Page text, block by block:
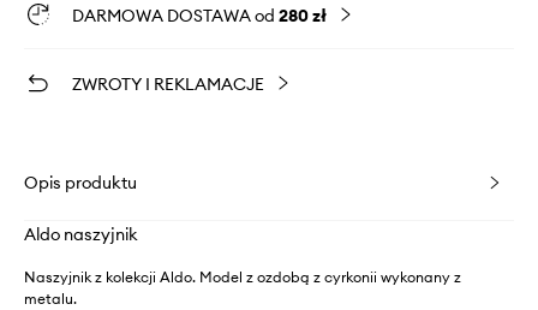
DARMOWA DOSTAWA od 280 zł
ZWROTY I REKLAMACJE
Opis produktu
Aldo naszyjnik
Naszyjnik z kolekcji Aldo. Model z ozdobą z cyrkonii wykonany z
metalu.